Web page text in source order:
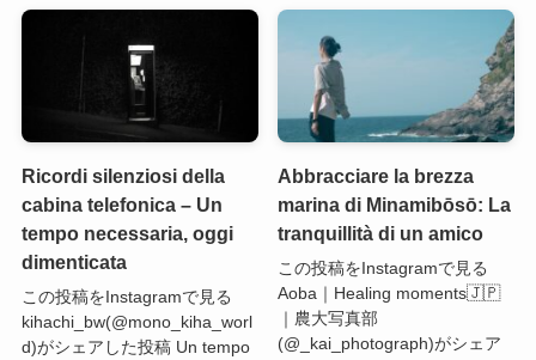
Ricordi silenziosi della
cabina telefonica – Un
tempo necessaria, oggi
dimenticata
この投稿をInstagramで見る
kihachi_bw(@mono_kiha_worl
d)がシェアした投稿 Un tempo
Abbracciare la brezza
marina di Minamibōsō: La
tranquillità di un amico
この投稿をInstagramで見る
Aoba｜Healing moments🇯🇵
｜農大写真部
(@_kai_photograph)がシェア